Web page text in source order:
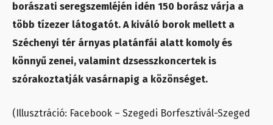
borászati seregszemléjén idén 150 borász várja a
több tízezer látogatót. A kiváló borok mellett a
Széchenyi tér árnyas platánfái alatt komoly és
könnyű zenei, valamint dzsesszkoncertek is
szórakoztatják vasárnapig a közönséget.
(Illusztráció: Facebook – Szegedi Borfesztivál-Szeged